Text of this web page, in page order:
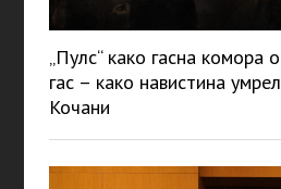
„Пулс“ како гасна комора
гас – како навистина
Кочани